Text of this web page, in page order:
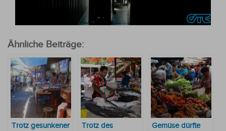
Ähnliche Beiträge:
Trotz gesunkener
Trotz des
Gemüse dürfte